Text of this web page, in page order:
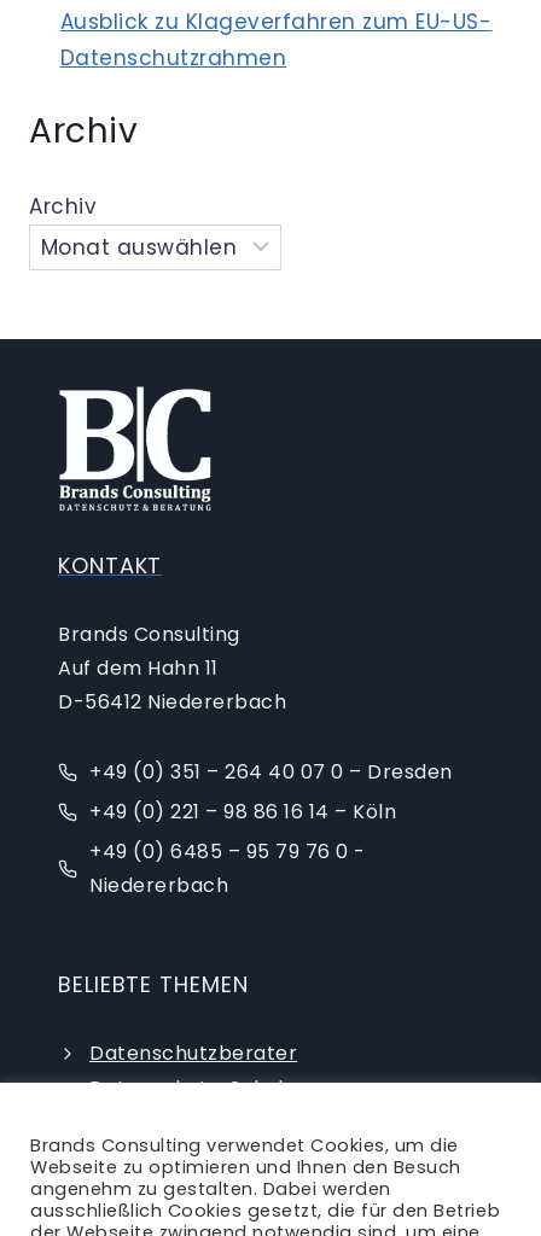
Ausblick zu Klageverfahren zum EU-US-
Datenschutzrahmen
Archiv
Archiv
KONTAKT
Brands Consulting
Auf dem Hahn 11
D-56412 Niedererbach
+49 (0) 351 – 264 40 07 0 – Dresden
+49 (0) 221 – 98 86 16 14 – Köln
+49 (0) 6485 – 95 79 76 0 -
Niedererbach
BELIEBTE THEMEN
Datenschutzberater
Datenschutz-Schulungen
externer Datenschutzbeauftragter
Brands Consulting verwendet Cookies, um die
Webseite zu optimieren und Ihnen den Besuch
angenehm zu gestalten. Dabei werden
ausschließlich Cookies gesetzt, die für den Betrieb